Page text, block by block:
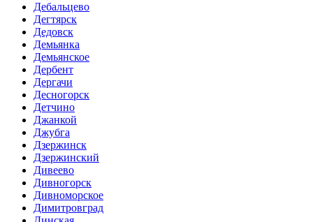
Дебальцево
Дегтярск
Дедовск
Демьянка
Демьянское
Дербент
Дергачи
Десногорск
Детчино
Джанкой
Джубга
Дзержинск
Дзержинский
Дивеево
Дивногорск
Дивноморское
Димитровград